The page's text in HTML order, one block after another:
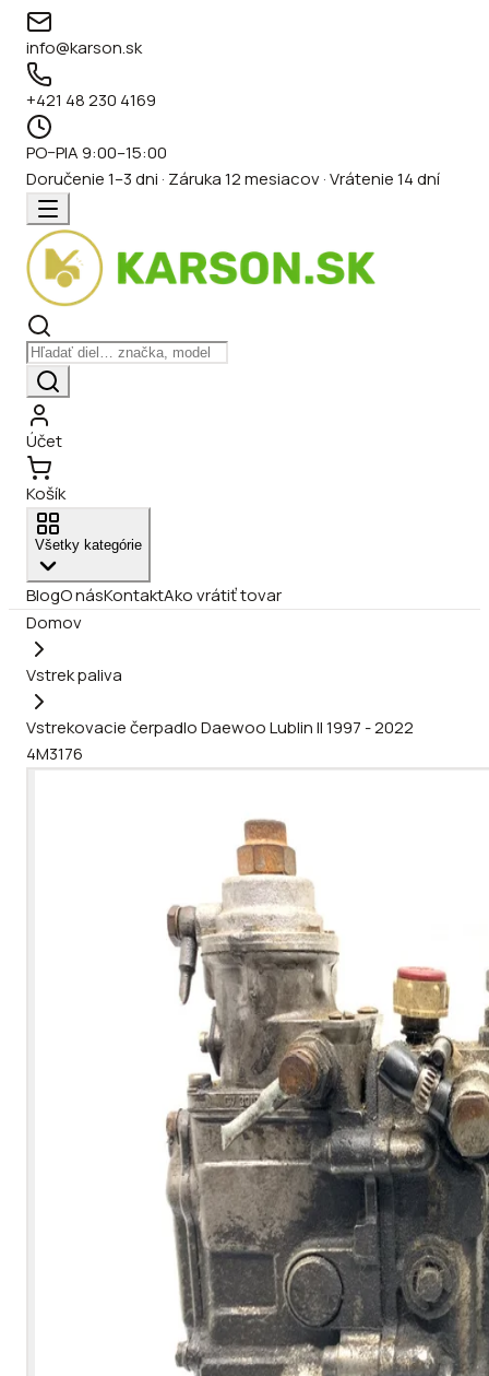
info@karson.sk
+421 48 230 4169
PO–PIA 9:00–15:00
Doručenie 1–3 dni · Záruka 12 mesiacov · Vrátenie 14 dní
Účet
Košík
Všetky kategórie
BlogO násKontaktAko vrátiť tovar
Domov
Vstrek paliva
Vstrekovacie čerpadlo Daewoo Lublin II 1997 - 2022
4M3176